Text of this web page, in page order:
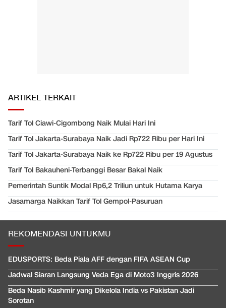
ARTIKEL TERKAIT
Tarif Tol Ciawi-Cigombong Naik Mulai Hari Ini
Tarif Tol Jakarta-Surabaya Naik Jadi Rp722 Ribu per Hari Ini
Tarif Tol Jakarta-Surabaya Naik ke Rp722 Ribu per 19 Agustus
Tarif Tol Bakauheni-Terbanggi Besar Bakal Naik
Pemerintah Suntik Modal Rp6,2 Triliun untuk Hutama Karya
Jasamarga Naikkan Tarif Tol Gempol-Pasuruan
REKOMENDASI UNTUKMU
EDUSPORTS: Beda Piala AFF dengan FIFA ASEAN Cup
Jadwal Siaran Langsung Veda Ega di Moto3 Inggris 2026
Beda Nasib Kashmir yang Dikelola India vs Pakistan Jadi
Sorotan